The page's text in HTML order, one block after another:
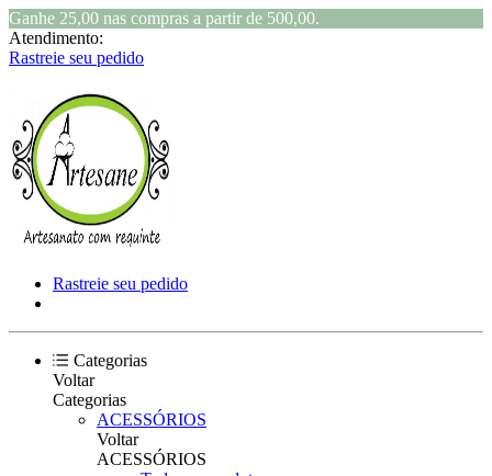
Ganhe 25,00 nas compras a partir de 500,00.
Atendimento:
Rastreie seu pedido
Rastreie seu pedido
Categorias
Voltar
Categorias
ACESSÓRIOS
Voltar
ACESSÓRIOS